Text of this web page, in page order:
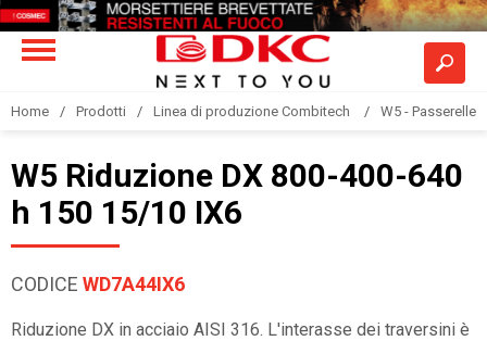
Home Prodotti Linea di produzione Combitech W5 - Passerelle
W5 Riduzione DX 800-400-640
h 150 15/10 IX6
CODICE WD7A44IX6
Riduzione DX in acciaio AISI 316. L'interasse dei traversini è